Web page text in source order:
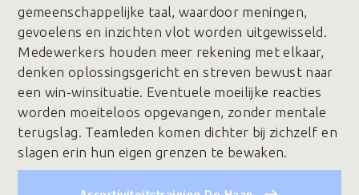
gemeenschappelijke taal, waardoor meningen,
gevoelens en inzichten vlot worden uitgewisseld.
Medewerkers houden meer rekening met elkaar,
denken oplossingsgericht en streven bewust naar
een win-winsituatie. Eventuele moeilijke reacties
worden moeiteloos opgevangen, zonder mentale
terugslag. Teamleden komen dichter bij zichzelf en
slagen erin hun eigen grenzen te bewaken.